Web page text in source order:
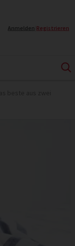
Anmelden Registrieren